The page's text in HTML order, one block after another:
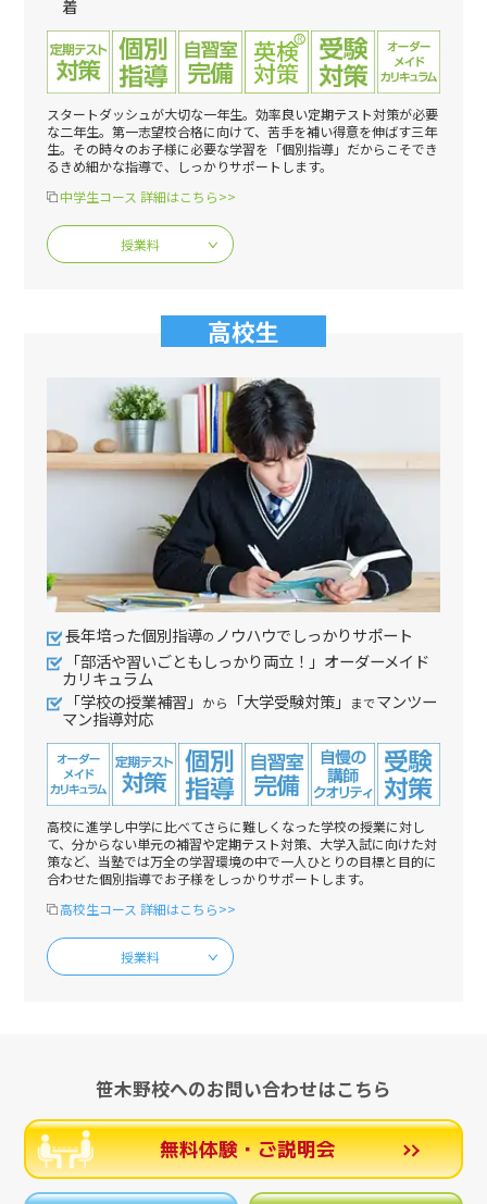
着
スタートダッシュが大切な一年生。効率良い定期テスト対策が必要
な二年生。第一志望校合格に向けて、苦手を補い得意を伸ばす三年
生。その時々のお子様に必要な学習を「個別指導」だからこそでき
るきめ細かな指導で、しっかりサポートします。
中学生コース 詳細はこちら>>
授業料
高校生
長年培った個別指導の ノウハウでしっかりサポート
「部活や習いごともしっかり両立！」オーダーメイド
カリキュラム
「学校の授業補習」
から 「大学受験対策」 までマンツー
マン指導対応
高校に進学し中学に比べてさらに難しくなった学校の授業に対し
て、分からない単元の補習や定期テスト対策、大学入試に向けた対
策など、当塾では万全の学習環境の中で一人ひとりの目標と目的に
合わせた個別指導でお子様をしっかりサポートします。
高校生コース 詳細はこちら>>
授業料
笹木野校へのお問い合わせはこちら
無料体験・ご説明会